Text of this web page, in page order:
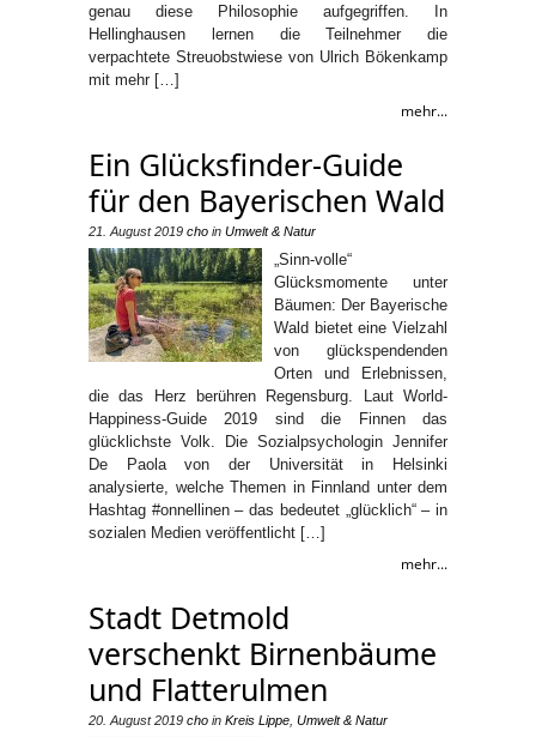
genau diese Philosophie aufgegriffen. In
Hellinghausen lernen die Teilnehmer die
verpachtete Streuobstwiese von Ulrich Bökenkamp
mit mehr […]
mehr...
Ein Glücksfinder-Guide
für den Bayerischen Wald
21. August 2019 cho in Umwelt & Natur
„Sinn-volle“
Glücksmomente unter
Bäumen: Der Bayerische
Wald bietet eine Vielzahl
von glückspendenden
Orten und Erlebnissen,
die das Herz berühren Regensburg. Laut World-
Happiness-Guide 2019 sind die Finnen das
glücklichste Volk. Die Sozialpsychologin Jennifer
De Paola von der Universität in Helsinki
analysierte, welche Themen in Finnland unter dem
Hashtag #onnellinen – das bedeutet „glücklich“ – in
sozialen Medien veröffentlicht […]
mehr...
Stadt Detmold
verschenkt Birnenbäume
und Flatterulmen
20. August 2019 cho in Kreis Lippe Umwelt & Natur